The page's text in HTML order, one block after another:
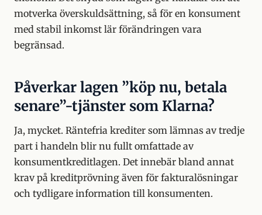
motverka överskuldsättning, så för en konsument
med stabil inkomst lär förändringen vara
begränsad.
Påverkar lagen ”köp nu, betala
senare”-tjänster som Klarna?
Ja, mycket. Räntefria krediter som lämnas av tredje
part i handeln blir nu fullt omfattade av
konsumentkreditlagen. Det innebär bland annat
krav på kreditprövning även för fakturalösningar
och tydligare information till konsumenten.